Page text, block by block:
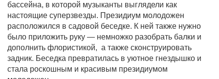
бассейна, в которой музыканты выглядели как
настоящие суперзвезды. Президиум молодожен
расположился в садовой беседке. К ней также нужно
было приложить руку — немножко разобрать балки и
дополнить флористикой, а также сконструировать
задник. Беседка превратилась в уютное гнездышко и
стала роскошным и красивым президиумом